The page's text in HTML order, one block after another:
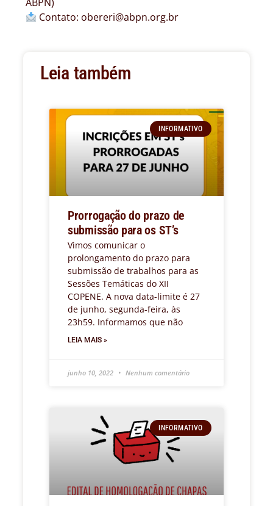
Contato: obereri@abpn.org.br
Leia também
INFORMATIVO
Prorrogação do prazo de
submissão para os ST’s
Vimos comunicar o
prolongamento do prazo para
submissão de trabalhos para as
Sessões Temáticas do XII
COPENE. A nova data-limite é 27
de junho, segunda-feira, às
23h59. Informamos que não
LEIA MAIS »
junho 10, 2022 Nenhum comentário
INFORMATIVO